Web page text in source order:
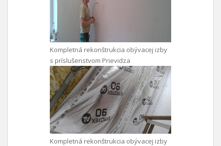
Kompletná rekonštrukcia obývacej izby
s príslušenstvom Prievidza
Kompletná rekonštrukcia obývacej izby